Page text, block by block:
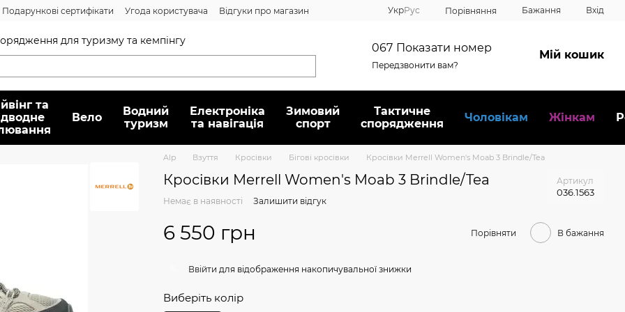
Подарункові сертифікати Угода користувача
Відгуки про магазин
УкрРус Порівняння Бажання Вхід
для туризму та кемпінгу
067 Показати номер
Передзвонити вам?
Мій кошик
та
Вело
Водний
туризм
Електроніка
та навігація
Зимовий
спорт
Тактичне
спорядження
Чоловікам Жінкам
Alp Взуття Кросівки Бігові кросівки Кросівки Merrell Women's Moab 3 Brindle/Tea
Кросівки Merrell Women's Moab 3 Brindle/Tea Артикул
036.1563
Немає в наявності Залишити відгук
6 550 грн Порівняти В бажання
Ввійти для відображення накопичувальної знижки
Виберіть колір